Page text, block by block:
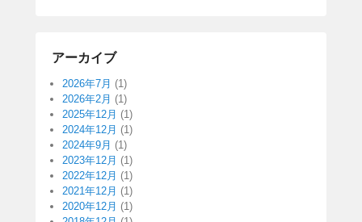
アーカイブ
2026年7月 (1)
2026年2月 (1)
2025年12月 (1)
2024年12月 (1)
2024年9月 (1)
2023年12月 (1)
2022年12月 (1)
2021年12月 (1)
2020年12月 (1)